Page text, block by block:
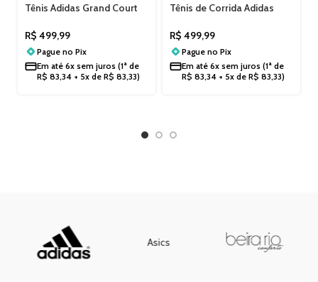
Tênis Adidas Grand Court
Rosa/Laranja/Goma
JQ3001
R$ 499,99
Pague no Pix
Em até 6x sem juros (1ª de
R$ 83,34 + 5x de R$ 83,33)
Tênis de Corrida Adidas
KJ1763
R$ 499,99
Pague no Pix
Em até 6x sem juros (1ª de
R$ 83,34 + 5x de R$ 83,33)
Asics